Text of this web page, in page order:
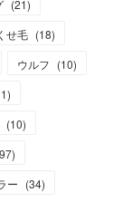
(21)
せ毛 (18)
ウルフ (10)
)
(10)
97)
ー (34)